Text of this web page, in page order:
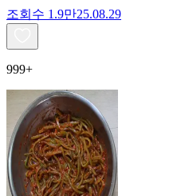
조회수 1.9만25.08.29
999+